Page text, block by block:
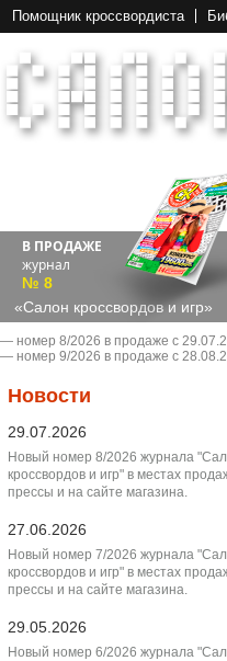
Помощник кроссвордиста
В ПРОДАЖЕ
журнал
№ 8
«Салон кроссвордов и игр»
― номер 8/2026 в продаже с
― номер 9/2026 в продаже с
Новости
29.07.2026
Новый номер 8/2026 журнала
кроссвордов и игр" в местах
прессы и на сайте магазина.
27.06.2026
Новый номер 7/2026 журнала
кроссвордов и игр" в местах
прессы и на сайте магазина.
29.05.2026
Новый номер 6/2026 журнала